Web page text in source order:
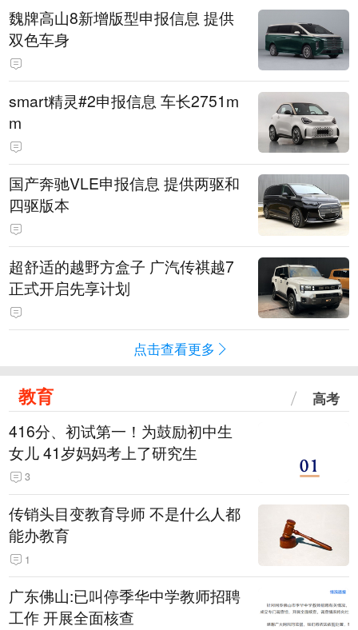
魏牌高山8新增版型申报信息 提供
双色车身
smart精灵#2申报信息 车长2751m
m
国产奔驰VLE申报信息 提供两驱和
四驱版本
超舒适的越野方盒子 广汽传祺越7
正式开启先享计划
点击查看更多
教育 高考
416分、初试第一！为鼓励初中生
女儿 41岁妈妈考上了研究生
3
传销头目变教育导师 不是什么人都
能办教育
1
广东佛山:已叫停季华中学教师招聘
工作 开展全面核查